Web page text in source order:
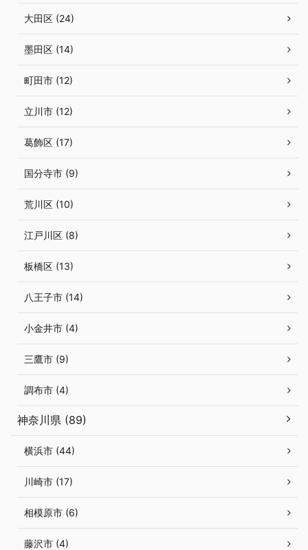
大田区 (24)
墨田区 (14)
町田市 (12)
立川市 (12)
葛飾区 (17)
国分寺市 (9)
荒川区 (10)
江戸川区 (8)
板橋区 (13)
八王子市 (14)
小金井市 (4)
三鷹市 (9)
調布市 (4)
神奈川県 (89)
横浜市 (44)
川崎市 (17)
相模原市 (6)
藤沢市 (4)